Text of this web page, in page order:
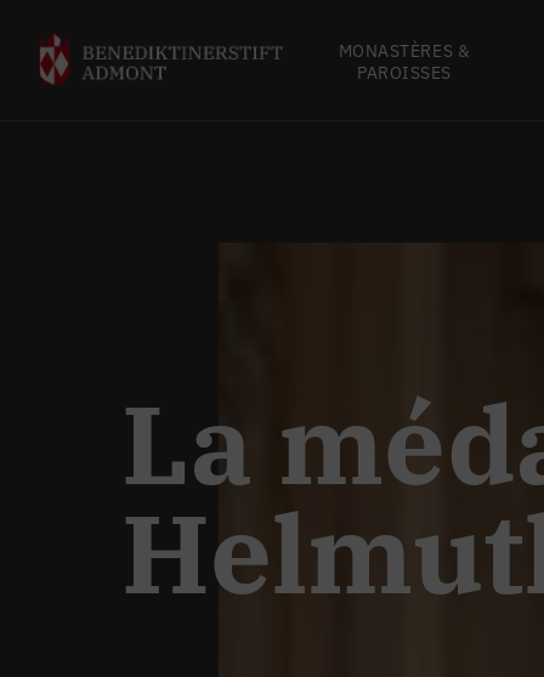
MONASTÈRES &
PAROISSES
La